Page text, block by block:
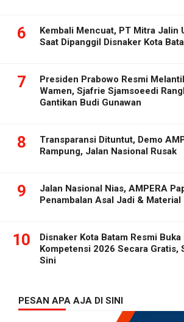
6
Kembali Mencuat, PT Mitra Jalin
Saat Dipanggil Disnaker Kota
7
Presiden Prabowo Resmi
Wamen, Sjafrie Sjamsoeedi
Gantikan Budi Gunawan
8
Transparansi Dituntut, Demo
Rampung, Jalan Nasional Rusak
9
Jalan Nasional Nias, AMPERA
Penambalan Asal Jadi &
10
Disnaker Kota Batam Resmi
Kompetensi 2026 Secara Gratis,
Sini
PESAN APA AJA DI SINI